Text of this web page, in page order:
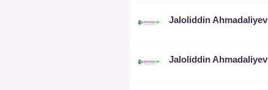
Jaloliddin Ahmadaliyev
Jaloliddin Ahmadaliyev